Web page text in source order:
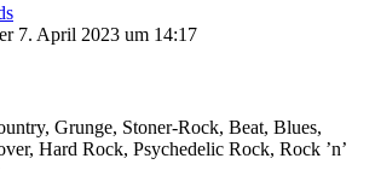
7. April 2023 um 14:17
Grunge, Stoner-Rock, Beat, Blues,
Hard Rock, Psychedelic Rock, Rock ’n’